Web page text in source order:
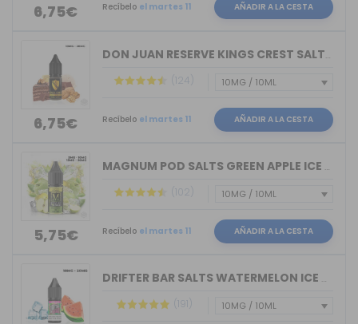
6,75€ Recíbelo el martes 11 AÑADIR A LA CESTA
6,75€
DON JUAN RESERVE KINGS CREST SALTS 10ML
(124)
Recíbelo el martes 11 AÑADIR A LA CESTA
5,75€
MAGNUM POD SALTS GREEN APPLE ICE 10ML
(102)
Recíbelo el martes 11 AÑADIR A LA CESTA
DRIFTER BAR SALTS WATERMELON ICE JUIC...
(191)